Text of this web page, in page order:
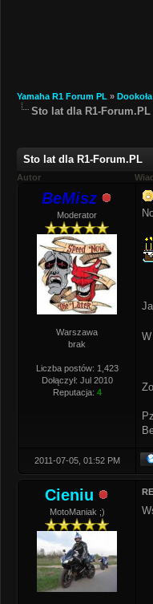
Yamaha R1 Forum PL » Dookoła
Sto lat dla R1-Forum.PL
Sto lat dla R1-Forum.PL
Autor
BeMisz
Moderator
Warszawa
brak
Liczba postów: 1,423
Dołączył: Jul 2010
Reputacja: 4
2011-07-05, 01:52 PM
Cieniu
MotoManiak ;)